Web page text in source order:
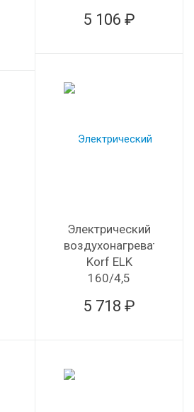
5 106 ₽
Электрический
воздухонагреватель
Korf ELK
160/4,5
5 718 ₽